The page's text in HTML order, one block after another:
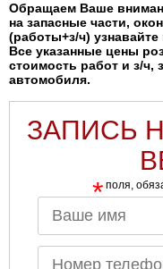
Обращаем Ваше
на запасные части,
(работы+з/ч)
Все указанные цены
стоимость работ и з/ч,
автомобиля.
ЗАПИСЬ
* поля,